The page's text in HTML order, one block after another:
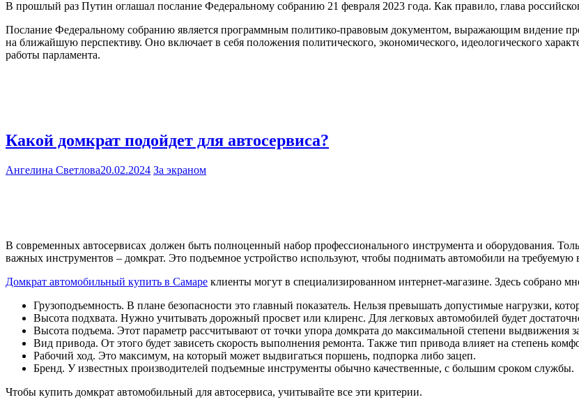
В прошлый раз Путин оглашал послание Федеральному собранию 21 февраля 2023 года. Как правило, глава
Послание Федеральному собранию является программным политико-правовым документом, выражающим видение
на ближайшую перспективу. Оно включает в себя положения политического, экономического, идеологического
работы парламента.
Какой домкрат подойдет для автосервиса?
Ангелина Светлова20.02.2024 За экраном
В современных автосервисах должен быть полноценный набор профессионального инструмента и оборудования.
важных инструментов – домкрат. Это подъемное устройство используют, чтобы поднимать автомобили на требуемую
Домкрат автомобильный купить в Самаре клиенты могут в специализированном интернет-магазине. Здесь собрано
Грузоподъемность. В плане безопасности это главный показатель. Нельзя превышать допустимые нагрузки,
Высота подхвата. Нужно учитывать дорожный просвет или клиренс. Для легковых автомобилей будет
Высота подъема. Этот параметр рассчитывают от точки упора домкрата до максимальной степени выдвижения
Вид привода. От этого будет зависеть скорость выполнения ремонта. Также тип привода влияет на степень
Рабочий ход. Это максимум, на который может выдвигаться поршень, подпорка либо зацеп.
Бренд. У известных производителей подъемные инструменты обычно качественные, с большим сроком службы.
Чтобы купить домкрат автомобильный для автосервиса, учитывайте все эти критерии.